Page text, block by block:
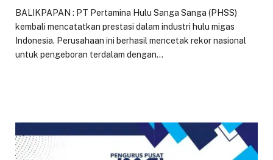
BALIKPAPAN : PT Pertamina Hulu Sanga Sanga (PHSS)
kembali mencatatkan prestasi dalam industri hulu migas
Indonesia. Perusahaan ini berhasil mencetak rekor nasional
untuk pengeboran terdalam dengan…